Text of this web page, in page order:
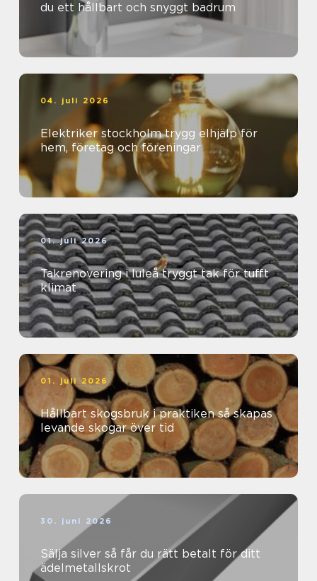
du ett hållbart och snyggt badrum
04. juli 2026
Elektriker stockholm trygg elhjälp för
hem, företag och föreningar
01. juli 2026
Takrenovering i luleå tryggt tak för tufft
klimat
01. juli 2026
Hållbart skogsbruk i praktiken så skapas
levande skogar över tid
30. juni 2026
Sälja silver så får du rätt betalt för ditt
ädelmetallskrot